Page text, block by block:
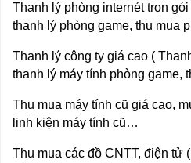
Thanh lý phòng internét trọn
thanh lý phòng game, thu mua
Thanh lý công ty giá cao (
thanh lý máy tính phòng game,
Thu mua máy tính cũ giá cao,
linh kiện máy tính cũ…
Thu mua các đồ CNTT, điện tử